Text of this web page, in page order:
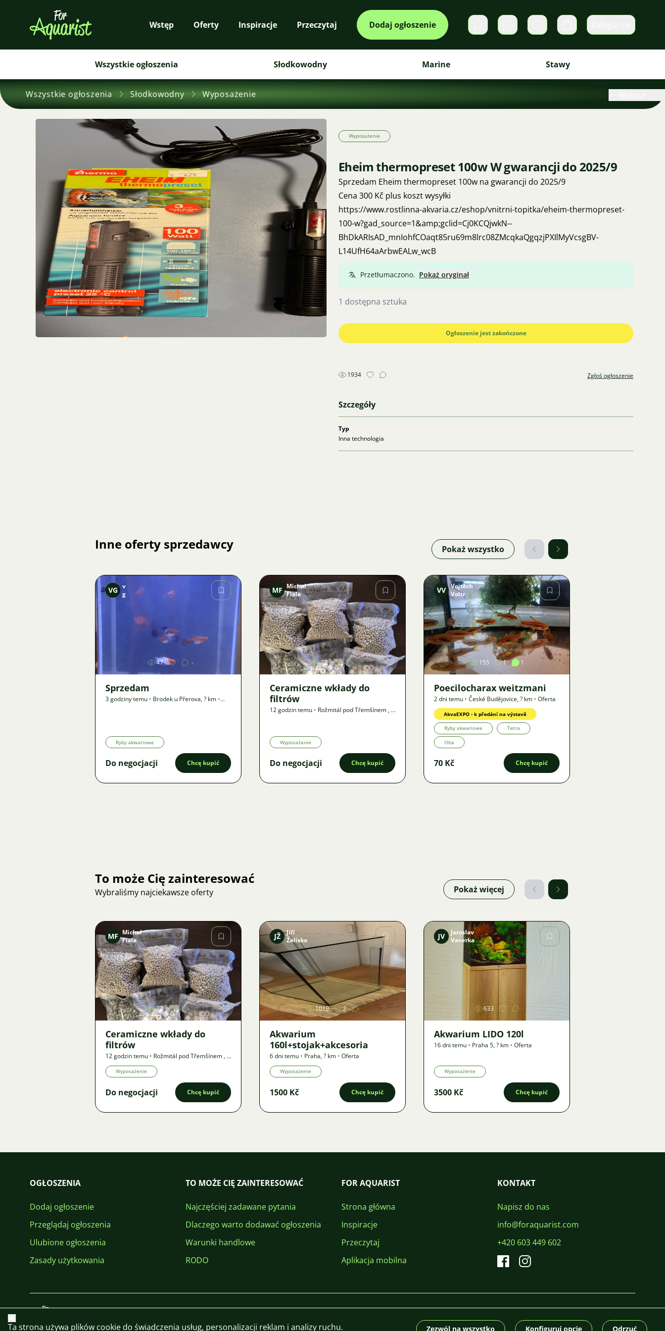
Wstęp Oferty Inspiracje Przeczytaj Dodaj ogłoszenie Prywatne wiadomości
Koszyk
Wszystkie ogłoszenia Słodkowodny Marine Stawy
Wszystkie ogłoszenia Słodkowodny Wyposażenie
Wyposażenie
Eheim thermopreset 100w W gwarancji do 2025/9
Sprzedam Eheim thermopreset 100w na gwarancji do 2025/9
Cena 300 Kč plus koszt wysyłki
https://www.rostlinna-akvaria.cz/eshop/vnitrni-topitka/eheim-thermopreset-
100-w?gad_source=1&amp;gclid=Cj0KCQjwkN--
BhDkARIsAD_mnIohfCOaqt85ru69m8lrc08ZMcqkaQgqzjPXIlMyVcsgBV-
L14UfH64aArbwEALw_wcB
Przetłumaczono. Pokaż oryginał
1 dostępna sztuka
Ogłoszenie jest zakończone
1934 Zgłoś ogłoszenie
Szczegóły
Typ
Inna technologia
Inne oferty sprzedawcy Pokaż wszystko
Zdjęcie
VG v
g
47
Sprzedam
3 godziny temu • Brodek u Přerova,? km •
Ryby akwariowe
Do negocjacji Chcę kupić
Zdjęcie
MF Michal
Fiala
72
Ceramiczne wkłady do
filtrów
12 godzin temu • Rožmitál pod Třemšínem , ?
Wyposażenie
Do negocjacji Chcę kupić
Zdjęcie
VV Vojtěch
Voltr
155 1 1
Poecilocharax weitzmani
2 dni temu • České Budějovice,? km • Oferta
AkvaEXPO - k předání na výstavě
Ryby akwariowe Tetra
Oba
70 Kč Chcę kupić
To może Cię zainteresować
Wybraliśmy najciekawsze oferty Pokaż więcej
Zdjęcie
MF Michal
Fiala
72
Ceramiczne wkłady do
filtrów
12 godzin temu • Rožmitál pod Třemšínem , ?
km•Oferta
Wyposażenie
Do negocjacji Chcę kupić
Zdjęcie
JŽ
Jiří
Želísko
1019 2
Akwarium
160l+stojak+akcesoria
6 dni temu • Praha,? km • Oferta
Wyposażenie
1500 Kč Chcę kupić
Zdjęcie
JV
Jaroslav
Vaverka
633
Akwarium LIDO 120l
16 dni temu • Praha 5,? km • Oferta
Wyposażenie
3500 Kč Chcę kupić
OGŁOSZENIA
Dodaj ogłoszenie
Przeglądaj ogłoszenia
Ulubione ogłoszenia
Zasady użytkowania
TO MOŻE CIĘ ZAINTERESOWAĆ
Najczęściej zadawane pytania
Dlaczego warto dodawać ogłoszenia
Warunki handlowe
RODO
FOR AQUARIST
Strona główna
Inspiracje
Przeczytaj
Aplikacja mobilna
KONTAKT
Napisz do nas
info@foraquarist.com
+420 603 449 602
Zamknij
Ta strona używa plików cookie do świadczenia usług, personalizacji reklam i analizy ruchu. Zezwól na wszystko Konfiguruj opcje Odrzuć